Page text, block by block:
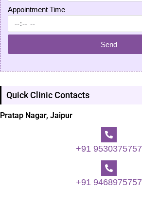
Appointment Time
Send
Quick Clinic Contacts
Pratap Nagar, Jaipur
+91 9530375757
+91 9468975757